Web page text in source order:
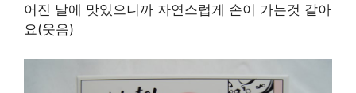
어진 날에 맛있으니까 자연스럽게 손이 가는것 같아
요(웃음)